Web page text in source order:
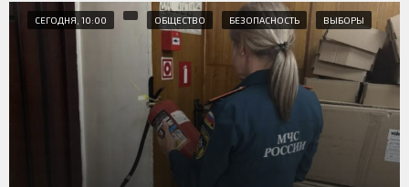
СЕГОДНЯ, 10:00 ОБЩЕСТВО БЕЗОПАСНОСТЬ ВЫБОРЫ